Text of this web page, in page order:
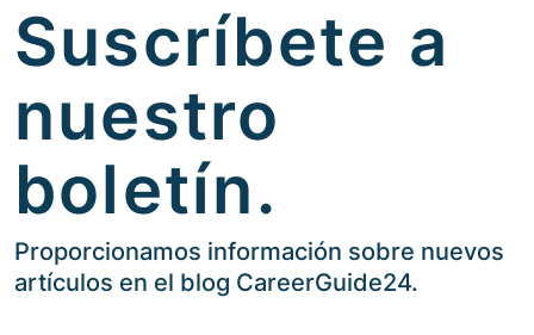
Suscríbete a
nuestro
boletín.
Proporcionamos información sobre nuevos
artículos en el blog CareerGuide24.